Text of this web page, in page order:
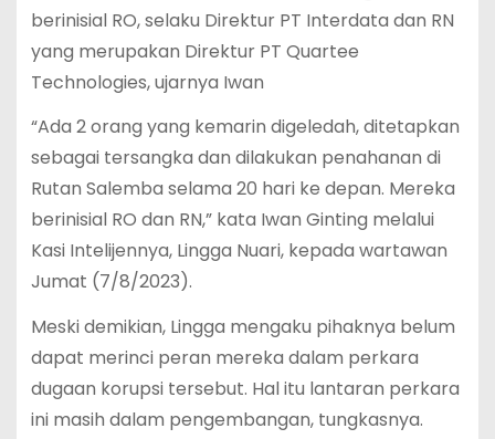
berinisial RO, selaku Direktur PT Interdata dan RN
yang merupakan Direktur PT Quartee
Technologies, ujarnya Iwan
“Ada 2 orang yang kemarin digeledah, ditetapkan
sebagai tersangka dan dilakukan penahanan di
Rutan Salemba selama 20 hari ke depan. Mereka
berinisial RO dan RN,” kata Iwan Ginting melalui
Kasi Intelijennya, Lingga Nuari, kepada wartawan
Jumat (7/8/2023).
Meski demikian, Lingga mengaku pihaknya belum
dapat merinci peran mereka dalam perkara
dugaan korupsi tersebut. Hal itu lantaran perkara
ini masih dalam pengembangan, tungkasnya.